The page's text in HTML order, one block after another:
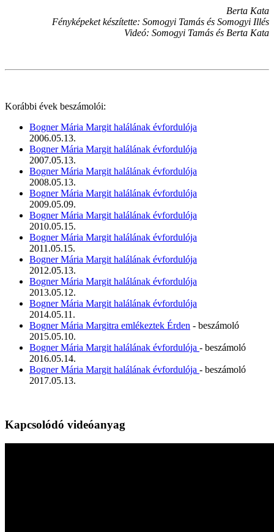
Berta Kata
Fényképeket készítette: Somogyi Tamás és Somogyi Illés
Videó: Somogyi Tamás és Berta Kata
Korábbi évek beszámolói:
Bogner Mária Margit halálának évfordulója
2006.05.13.
Bogner Mária Margit halálának évfordulója
2007.05.13.
Bogner Mária Margit halálának évfordulója
2008.05.13.
Bogner Mária Margit halálának évfordulója
2009.05.09.
Bogner Mária Margit halálának évfordulója
2010.05.15.
Bogner Mária Margit halálának évfordulója
2011.05.15.
Bogner Mária Margit halálának évfordulója
2012.05.13.
Bogner Mária Margit halálának évfordulója
2013.05.12.
Bogner Mária Margit halálának évfordulója
2014.05.11.
Bogner Mária Margitra emlékeztek Érden - beszámoló
2015.05.10.
Bogner Mária Margit halálának évfordulója - beszámoló
2016.05.14.
Bogner Mária Margit halálának évfordulója - beszámoló
2017.05.13.
Kapcsolódó videóanyag